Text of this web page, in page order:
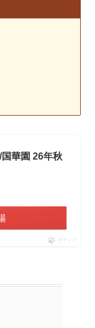
華園 26年秋
ポチップ